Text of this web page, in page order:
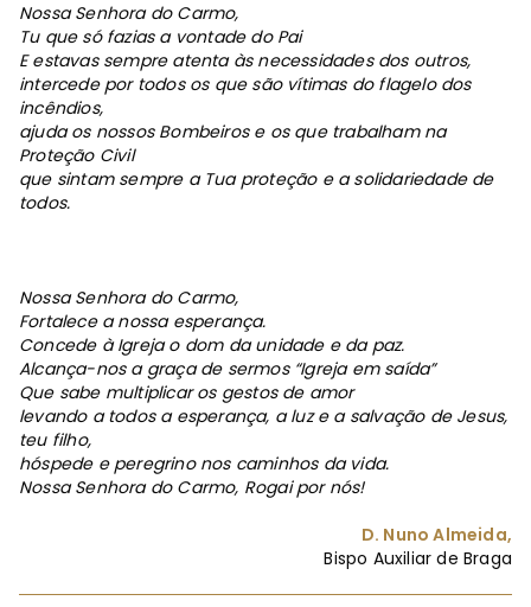
Nossa Senhora do Carmo,
Tu que só fazias a vontade do Pai
E estavas sempre atenta às necessidades dos outros,
intercede por todos os que são vítimas do flagelo dos
incêndios,
ajuda os nossos Bombeiros e os que trabalham na
Proteção Civil
que sintam sempre a Tua proteção e a solidariedade de
todos.
Nossa Senhora do Carmo,
Fortalece a nossa esperança.
Concede à Igreja o dom da unidade e da paz.
Alcança-nos a graça de sermos “Igreja em saída”
Que sabe multiplicar os gestos de amor
levando a todos a esperança, a luz e a salvação de Jesus,
teu filho,
hóspede e peregrino nos caminhos da vida.
Nossa Senhora do Carmo, Rogai por nós!
D. Nuno Almeida,
Bispo Auxiliar de Braga